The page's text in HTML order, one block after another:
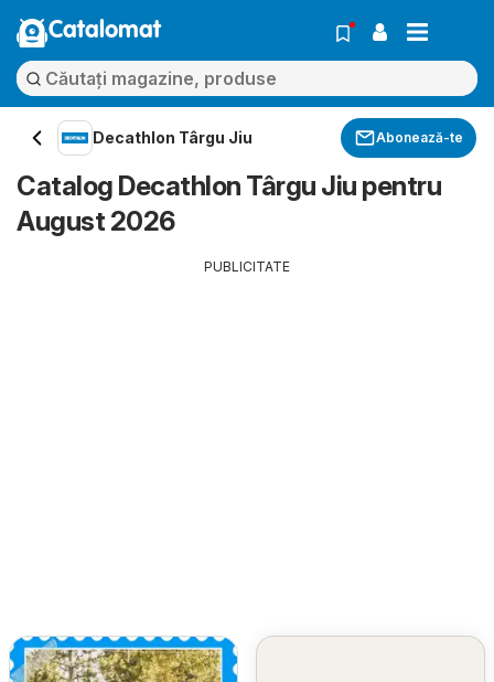
Catalomat
Decathlon Târgu Jiu Abonează-te
Catalog Decathlon Târgu Jiu pentru
August 2026
PUBLICITATE